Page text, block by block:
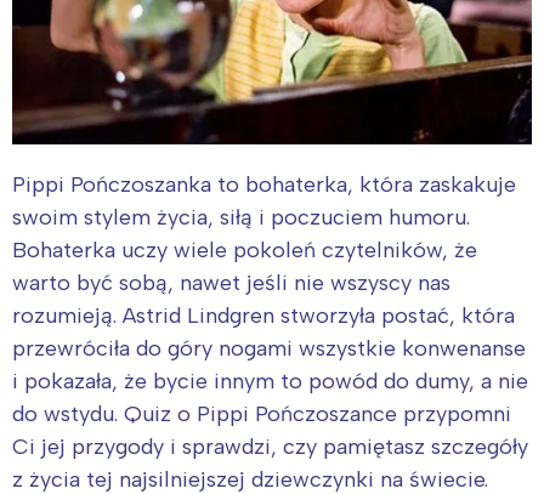
Pippi Pończoszanka to bohaterka, która zaskakuje
swoim stylem życia, siłą i poczuciem humoru.
Bohaterka uczy wiele pokoleń czytelników, że
warto być sobą, nawet jeśli nie wszyscy nas
rozumieją. Astrid Lindgren stworzyła postać, która
przewróciła do góry nogami wszystkie konwenanse
i pokazała, że ​​bycie innym to powód do dumy, a nie
do wstydu. Quiz o Pippi Pończoszance przypomni
Ci jej przygody i sprawdzi, czy pamiętasz szczegóły
z życia tej najsilniejszej dziewczynki na świecie.